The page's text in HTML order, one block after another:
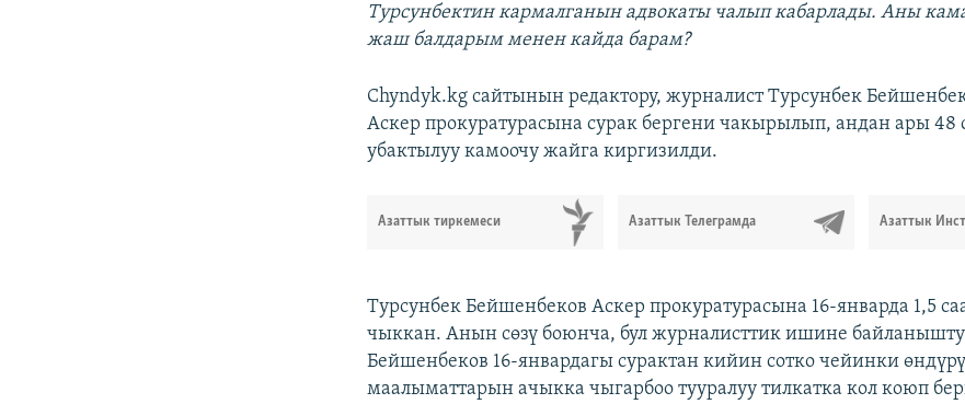
Турсунбектин кармалганын адвокаты чалып кабарлады. Аны
жаш балдарым менен кайда барам?
Chyndyk.kg сайтынын редактору, журналист Турсунбек
Аскер прокуратурасына сурак бергени чакырылып, андан ары 48
убактылуу камоочу жайга киргизилди.
Азаттык тиркемеси Азаттык Телеграмда Азаттык
Турсунбек Бейшенбеков Аскер прокуратурасына 16-январда 1,5
чыккан. Анын сөзү боюнча, бул журналисттик ишине
Бейшенбеков 16-январдагы сурактан кийин сотко чейинки
маалыматтарын ачыкка чыгарбоо тууралуу тилкатка кол коюп